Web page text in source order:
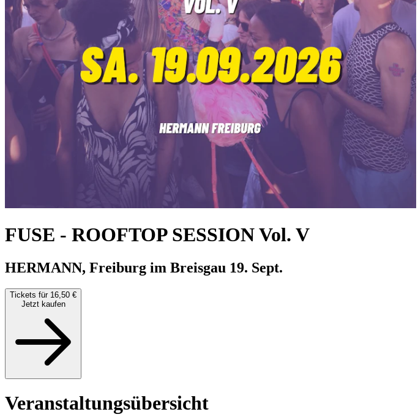
FUSE - ROOFTOP SESSION Vol. V
HERMANN, Freiburg im Breisgau 19. Sept.
Tickets für 16,50 €
Jetzt kaufen
Veranstaltungsübersicht